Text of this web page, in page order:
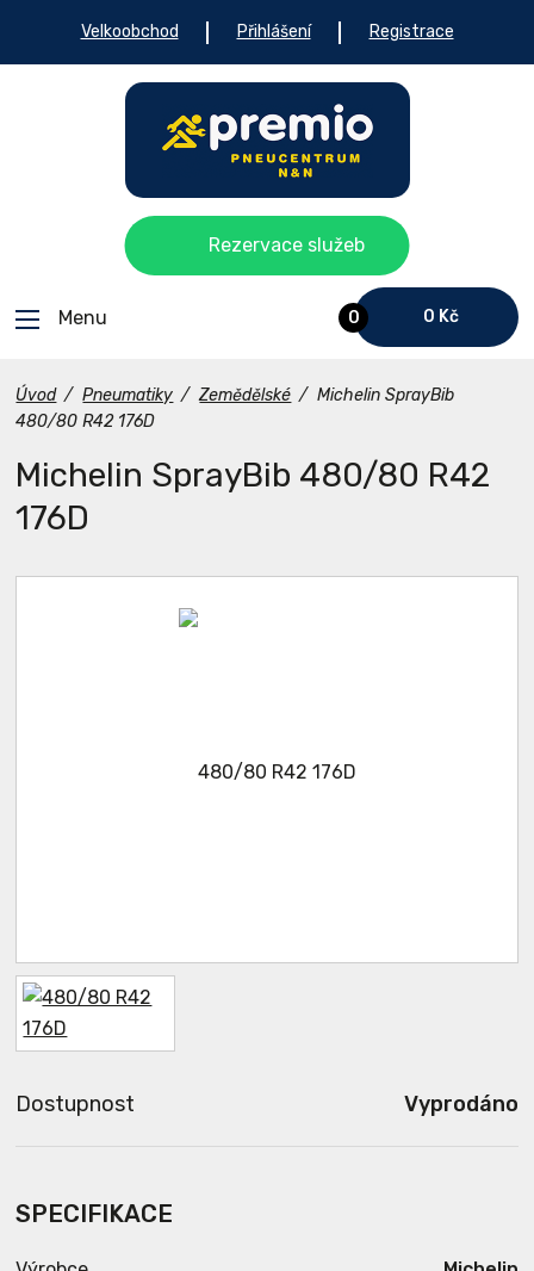
Velkoobchod Přihlášení Registrace
0 0 Kč
Menu
Rezervace služeb
Úvod / Pneumatiky / Zemědělské / Michelin SprayBib
480/80 R42 176D
Michelin SprayBib 480/80 R42
176D
Dostupnost Vyprodáno
SPECIFIKACE